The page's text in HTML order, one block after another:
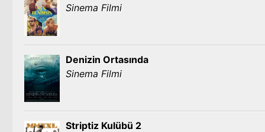
Sinema Filmi
Denizin Ortasında
Sinema Filmi
Striptiz Kulübü 2